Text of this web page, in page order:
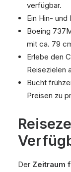
verfügbar.
Ein Hin-
Boeing
mit ca. 79
Erlebe den
Reisezielen
Bucht
Preisen zu
Der Zeitraum